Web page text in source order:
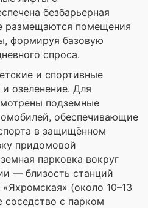
безбарьерная
размещаются помещения
формируя базовую
спроса.
и спортивные
озеленение. Для
подземные
обеспечивающие
в защищённом
придомовой
парковка вокруг
— близость станций
(около 10–13
с парком